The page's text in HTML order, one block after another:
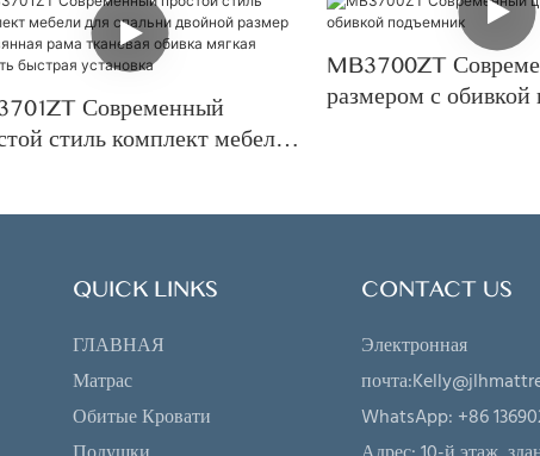
Современный
стиль комплект мебели
MB3700ZT
размером с
QUICK LINKS
ГЛАВНАЯ
Матрас
Обитые Кровати
CONTACT US
Электронная
почта:
WhatsApp: +86